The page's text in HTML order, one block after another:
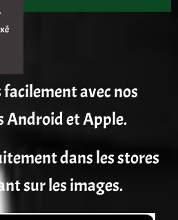
facilement avec nos
Android et Apple.
dans les stores
sur les images.